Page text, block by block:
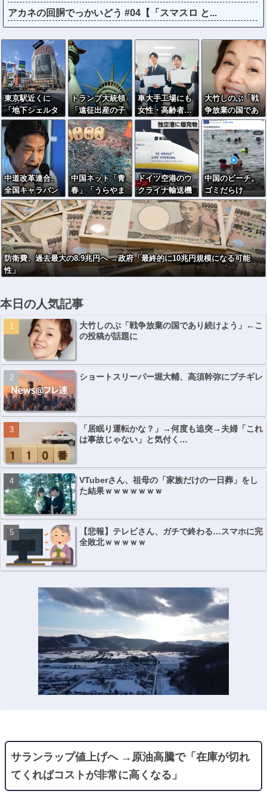
アカネの回胴でっかいどう #04【「スマスロ と...
東京駅近くに
「地下シェルタ
ー」整備を正式
表明…小池百合
子知事「多くの
方が滞在、施設
整備の効果高
い」
トランプ大統領
「遠征出産の子
に米国籍を与え
ない」…大統領
令に署名
車大手工場にも
女性・高齢者…
軽作業ラインや
スポットワーク
大竹しのぶ「戦
争放棄の国であ
り続けよう」←
この投稿が話題
に
中道改革連合、
全国キャラバン
開始も「で、お
前誰？」状態ｗ
ｗｗｗｗ
中国ネット「青
春」「うらやま
しい」「アニメ
の世界が現実
に」
ドイツ空港のウ
クライナ輸送機
に自爆ドローン
接近、見つけた
空港職員が蹴り
落とす…高性能
プラスチック爆
弾搭載！
中国のビーチ。
ゴミだらけ
防衛費、過去最大の8.9兆円へ →政府「最終的に10兆円規模になる可能
性」
本日の人気記事
大竹しのぶ「戦争放棄の国であり続けよう」←こ
の投稿が話題に
ショートスリーパー堀大輔、高須幹弥にブチギレ
「居眠り運転かな？」→何度も追突→夫婦「これ
は事故じゃない」と気付く…
VTuberさん、祖母の「家族だけの一日葬」をし
た結果ｗｗｗｗｗｗｗ
【悲報】テレビさん、ガチで終わる…スマホに完
全敗北ｗｗｗｗｗ
サランラップ値上げへ →原油高騰で「在庫が切れ
てくればコストが非常に高くなる」